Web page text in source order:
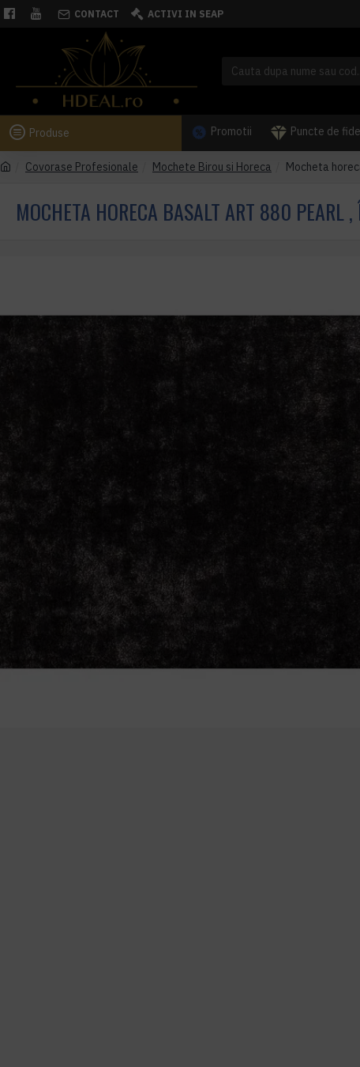
CONTACT ACTIVI IN SEAP
Produse Promotii Puncte de
Covorase Profesionale Mochete Birou si Horeca Mocheta
MOCHETA HORECA BASALT ART 880 PEARL